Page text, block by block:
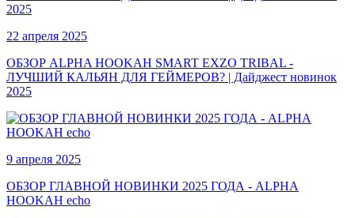
22 апреля 2025
ОБЗОР ALPHA HOOKAH SMART EXZO TRIBAL -
ЛУЧШИЙ КАЛЬЯН ДЛЯ ГЕЙМЕРОВ? | Дайджест новинок
2025
9 апреля 2025
ОБЗОР ГЛАВНОЙ НОВИНКИ 2025 ГОДА - ALPHA
HOOKAH echo